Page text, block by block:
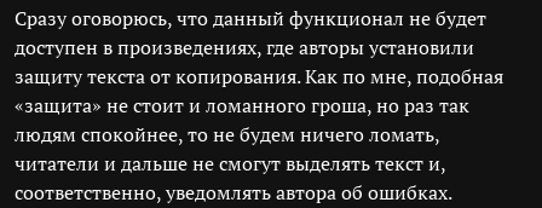
Сразу оговорюсь, что данный функционал не будет
доступен в произведениях, где авторы установили
защиту текста от копирования. Как по мне, подобная
«защита» не стоит и ломанного гроша, но раз так
людям спокойнее, то не будем ничего ломать,
читатели и дальше не смогут выделять текст и,
соответственно, уведомлять автора об ошибках.